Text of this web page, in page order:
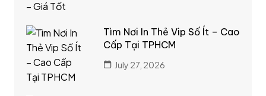
Tìm Nơi In Thẻ Vip Số Ít – Cao
Cấp Tại TPHCM
July 27, 2026